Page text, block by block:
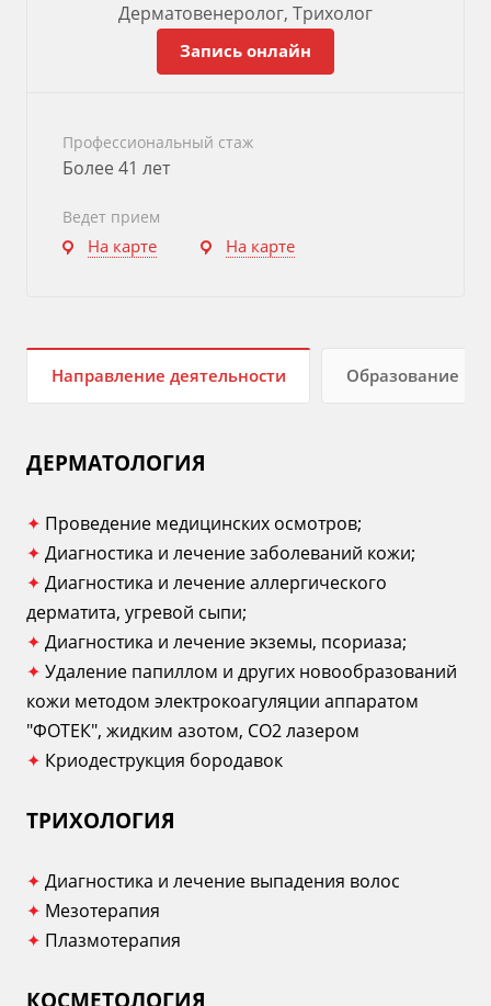
Дерматовенеролог, Трихолог
Запись онлайн
Профессиональный стаж
Более 41 лет
Ведет прием
На карте На карте
Направление деятельности Образование
ДЕРМАТОЛОГИЯ
✦ Проведение медицинских осмотров;
✦ Диагностика и лечение заболеваний кожи;
✦ Диагностика и лечение аллергического
дерматита, угревой сыпи;
✦ Диагностика и лечение экземы, псориаза;
✦ Удаление папиллом и других новообразований
кожи методом электрокоагуляции аппаратом
"ФОТЕК", жидким азотом, СО2 лазером
✦ Криодеструкция бородавок
ТРИХОЛОГИЯ
✦ Диагностика и лечение выпадения волос
✦ Мезотерапия
✦ Плазмотерапия
КОСМЕТОЛОГИЯ